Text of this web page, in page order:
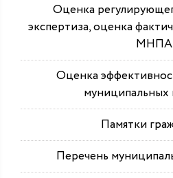
Оценка
экспертиза, оценка
МНПА
Оценка
муниципальных
Памятки
Перечень